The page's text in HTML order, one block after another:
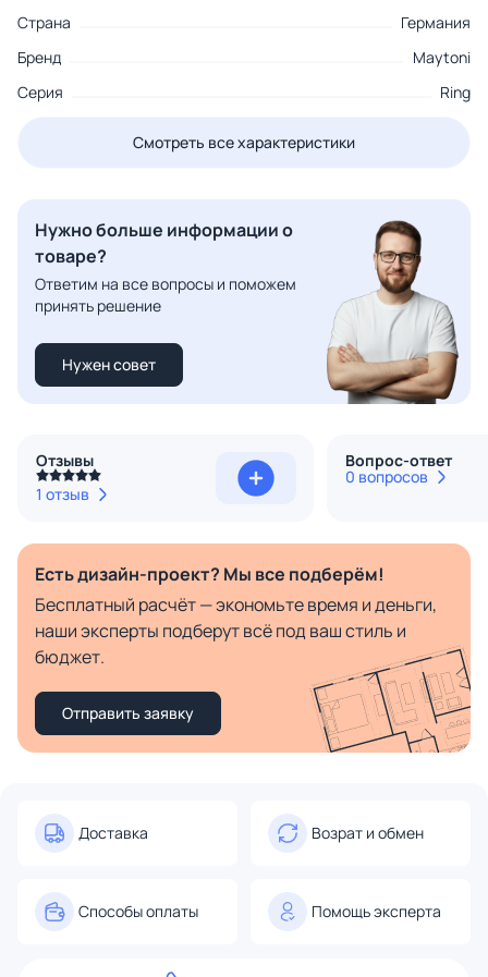
Страна
Германия
Бренд
Maytoni
Серия
Ring
Смотреть все характеристики
Нужно больше информации о
товаре?
Ответим на все вопросы и поможем
принять решение
Нужен совет
Отзывы
1 отзыв
Вопрос-ответ
0 вопросов
Есть дизайн-проект? Мы все подберём!
Бесплатный расчёт — экономьте время и деньги,
наши эксперты подберут всё под ваш стиль и
бюджет.
Отправить заявку
Доставка Возрат и обмен
Способы оплаты Помощь эксперта